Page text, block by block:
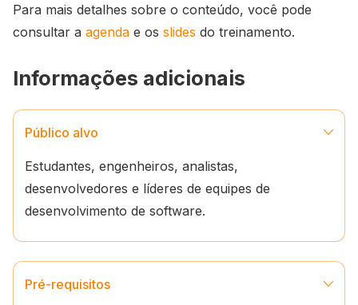
Para mais detalhes sobre o conteúdo, você pode
consultar a agenda e os slides do treinamento.
Informações adicionais
Público alvo
Estudantes, engenheiros, analistas,
desenvolvedores e líderes de equipes de
desenvolvimento de software.
Pré-requisitos